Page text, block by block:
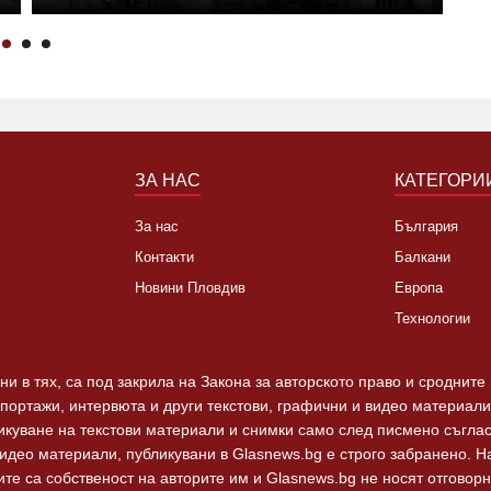
ЗА НАС
За нас
Контакти
Новини Пловдив
България
Балкани
Европа
Технологии
в тях, са под закрила на Закона за авторското право и
интервюта и други текстови, графични и видео
на текстови материали и снимки само след писмено
материали, публикувани в Glasnews.bg е строго забранено.
са собственост на авторите им и Glasnews.bg не носят